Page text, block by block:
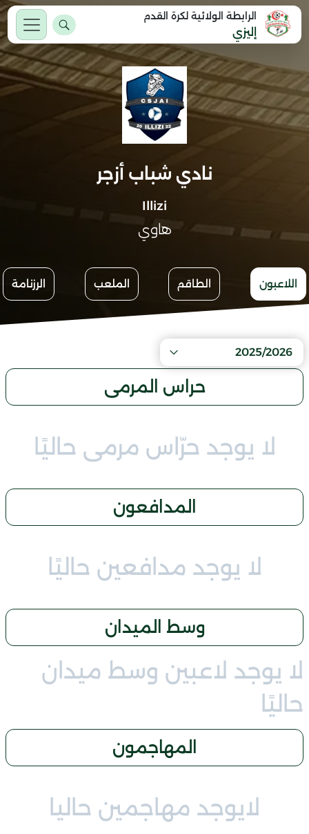
الرابطة الولائية لكرة القدم
إليزي
نادي شباب أزجر
Illizi
هاوي
اللاعبون الطاقم الملعب الرزنامة
2025/2026
حراس المرمى
لا يوجد حرّاس مرمى حاليًا
المدافعون
لا يوجد مدافعين حاليًا
وسط الميدان
لا يوجد لاعبين وسط ميدان
حاليًا
المهاجمون
لايوجد مهاجمين حاليا